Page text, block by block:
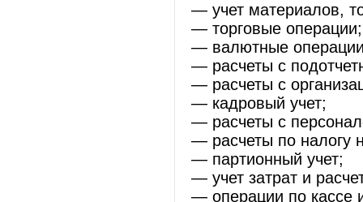
— учет материалов,
— торговые операции;
— валютные
— расчеты с
— расчеты с
— кадровый учет;
— расчеты с
— расчеты по налогу
— партионный учет;
— учет затрат и
— операции по кассе